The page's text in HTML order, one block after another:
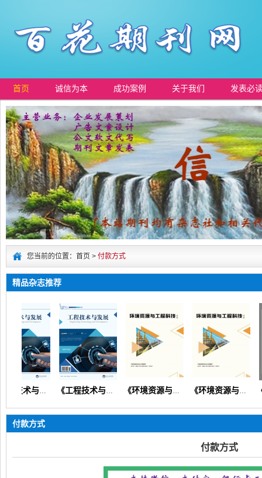
首页 诚信为本 成功案例 关于我们 发表必
您当前的位置：首页 > 付款方式
精品杂志推荐
《工程技术与发展》（矿山机械交通路桥市政建筑信息通信） 《工程技术与发展》 《环境资源与工程科技论坛》（生态环境矿产地质资源经济） 《环境资源与工程科技论坛》
付款方式
付款方式